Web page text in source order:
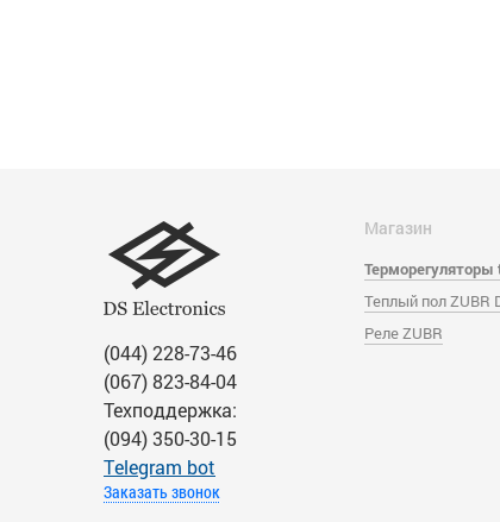
(044) 228-73-46
(067) 823-84-04
Техподдержка:
(094) 350-30-15
Тelegram bot
Заказать звонок
Магазин
Терморегуляторы
Теплый пол ZUBR
Реле ZUBR